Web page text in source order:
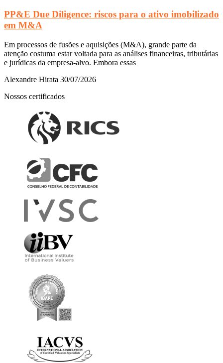
PP&E Due Diligence: riscos para o ativo imobilizado
em M&A
Em processos de fusões e aquisições (M&A), grande parte da
atenção costuma estar voltada para as análises financeiras, tributárias
e jurídicas da empresa-alvo. Embora essas
Alexandre Hirata 30/07/2026
Nossos certificados